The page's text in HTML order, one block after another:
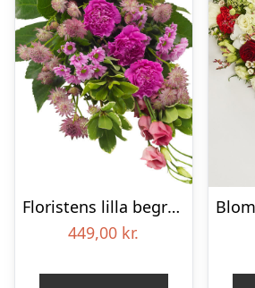
Floristens lilla begravelses­buket
449,00 kr.